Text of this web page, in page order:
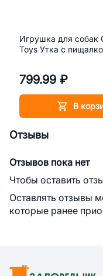
Игрушка для собак
Toys Утка с
799.99 ₽
В
Отзывы
Отзывов пока нет
Чтобы оставить
Оставлять отзывы
которые ранее